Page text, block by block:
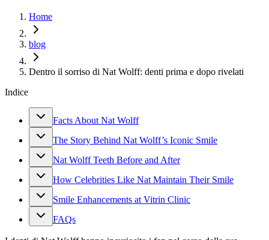
Home
blog
Dentro il sorriso di Nat Wolff: denti prima e dopo rivelati
Indice
Facts About Nat Wolff
The Story Behind Nat Wolff’s Iconic Smile
Nat Wolff Teeth Before and After
How Celebrities Like Nat Maintain Their Smile
Smile Enhancements at Vitrin Clinic
FAQs